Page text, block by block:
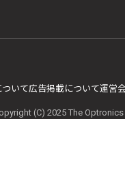
ついて広告掲載について運営
(C) 2025 The